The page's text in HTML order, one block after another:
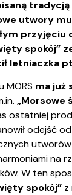
tradycją
utwory
przyjęciu
spokój”
letniaczka
MORS ma już
„Morsowe
ostatniej
odejść
utworów
na
W ten
spokój” z